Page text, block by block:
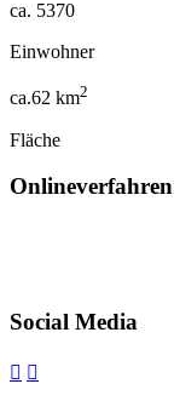
ca. 5370
Einwohner
ca.62 km2
Fläche
Onlineverfahren
Social Media
 